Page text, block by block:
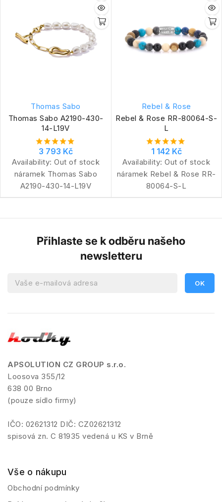
Thomas Sabo
Thomas Sabo A2190-430-
14-L19V
3 793 Kč
Availability: Out of stock
náramek Thomas Sabo
A2190-430-14-L19V
Rebel & Rose
Rebel & Rose RR-80064-S-
L
1 142 Kč
Availability: Out of stock
náramek Rebel & Rose RR-
80064-S-L
Přihlaste se k odběru našeho
newsletteru
APSOLUTION CZ GROUP s.r.o.
Loosova 355/12
638 00 Brno
(pouze sídlo firmy)
IČO: 02621312 DIČ: CZ02621312
spisová zn. C 81935 vedená u KS v Brně
Vše o nákupu
Obchodní podmínky